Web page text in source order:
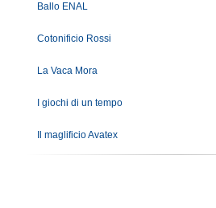
Ballo ENAL
Cotonificio Rossi
La Vaca Mora
I giochi di un tempo
Il maglificio Avatex